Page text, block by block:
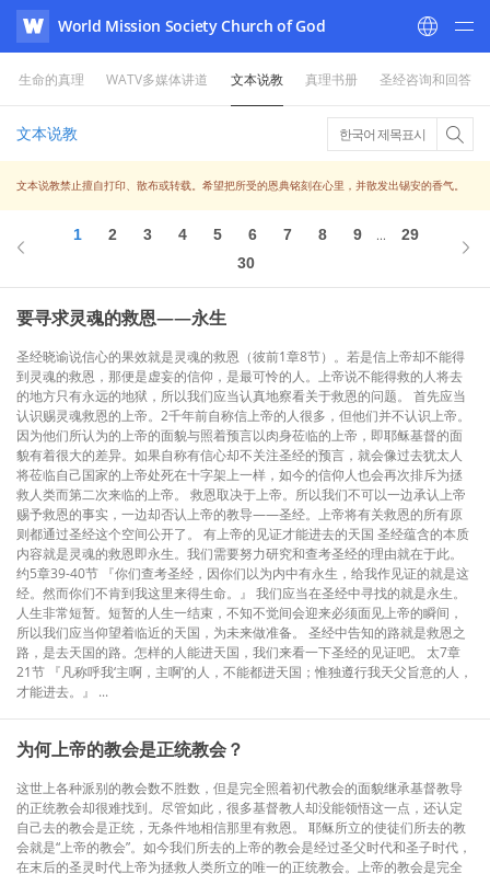
WATV
World Mission Society Church of God
生命的真理 WATV多媒体讲道 文本说教 真理书册 圣经咨询和回答
文本说教 한국어 제목표시
文本说教禁止擅自打印、散布或转载。希望把所受的恩典铭刻在心里，并散发出锡安的香气。
1 2 3 4 5 6 7 8 9 ...
29
30
要寻求灵魂的救恩——永生
圣经晓谕说信心的果效就是灵魂的救恩（彼前1章8节）。若是信上帝却不能得
到灵魂的救恩，那便是虚妄的信仰，是最可怜的人。上帝说不能得救的人将去
的地方只有永远的地狱，所以我们应当认真地察看关于救恩的问题。 首先应当
认识赐灵魂救恩的上帝。2千年前自称信上帝的人很多，但他们并不认识上帝。
因为他们所认为的上帝的面貌与照着预言以肉身莅临的上帝，即耶稣基督的面
貌有着很大的差异。如果自称有信心却不关注圣经的预言，就会像过去犹太人
将莅临自己国家的上帝处死在十字架上一样，如今的信仰人也会再次排斥为拯
救人类而第二次来临的上帝。 救恩取决于上帝。所以我们不可以一边承认上帝
赐予救恩的事实，一边却否认上帝的教导——圣经。上帝将有关救恩的所有原
则都通过圣经这个空间公开了。 有上帝的见证才能进去的天国 圣经蕴含的本质
内容就是灵魂的救恩即永生。我们需要努力研究和查考圣经的理由就在于此。
约5章39-40节 『你们查考圣经，因你们以为内中有永生，给我作见证的就是这
经。然而你们不肯到我这里来得生命。』 我们应当在圣经中寻找的就是永生。
人生非常短暂。短暂的人生一结束，不知不觉间会迎来必须面见上帝的瞬间，
所以我们应当仰望着临近的天国，为未来做准备。 圣经中告知的路就是救恩之
路，是去天国的路。怎样的人能进天国，我们来看一下圣经的见证吧。 太7章
21节 『凡称呼我‘主啊，主啊’的人，不能都进天国；惟独遵行我天父旨意的人，
才能进去。』 ...
​为何上帝的教会是正统教会？
这世上各种派别的教会数不胜数，但是完全照着初代教会的面貌继承基督教导
的正统教会却很难找到。尽管如此，很多基督教人却没能领悟这一点，还认定
自己去的教会是正统，无条件地相信那里有救恩。 耶稣所立的使徒们所去的教
会就是“上帝的教会”。如今我们所去的上帝的教会是经过圣父时代和圣子时代，
在末后的圣灵时代上帝为拯救人类所立的唯一的正统教会。上帝的教会是完全